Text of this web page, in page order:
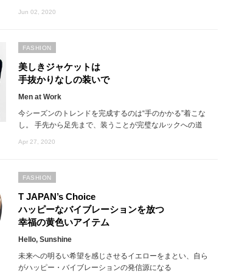
Jun 02, 2020
美しきジャケットは
手抜かりなしの装いで
Men at Work
今シーズンのトレンドを完成するのは“手のかかる”着こな
し。 手先から足先まで、装うことが完璧なルックへの道
Apr 27, 2020
FASHION
T JAPAN’s Choice
ハッピーなバイブレーションを放つ
幸福の黄色いアイテム
Hello, Sunshine
未来への明るい希望を感じさせるイエローをまとい、自ら
がハッピー・バイブレーションの発信源になる
FASHION